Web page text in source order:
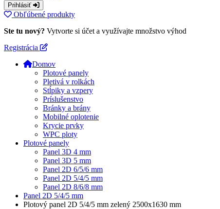
Prihlásiť
Obľúbené produkty
Ste tu nový? Vytvorte si účet a využívajte množstvo výhod
Registrácia
Domov
Plotové panely
Pletivá v rolkách
Stĺpiky a vzpery
Príslušenstvo
Bránky a brány
Mobilné oplotenie
Krycie prvky
WPC ploty
Plotové panely
Panel 3D 4 mm
Panel 3D 5 mm
Panel 2D 6/5/6 mm
Panel 2D 5/4/5 mm
Panel 2D 8/6/8 mm
Panel 2D 5/4/5 mm
Plotový panel 2D 5/4/5 mm zelený 2500x1630 mm